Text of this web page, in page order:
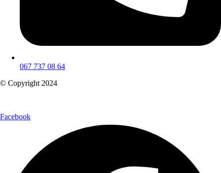
067 737 08 64
© Copyright 2024
Facebook